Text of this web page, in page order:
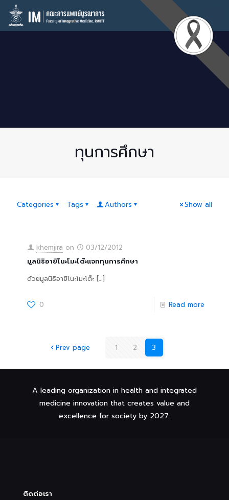
ทุนการศึกษา
Categories Tags Authors Show all
khemjira on
03/12/2012
มูลนิธิอายิโนะโมะโต๊ะแจกทุนการศึกษา
ด้วยมูลนิธิอายิโนะโมะโต๊ะ […]
0 Read more
Prev page 1 2 3
A leading organization in health and integrated
medicine innovation that creates value and
excellence for society by 2027.
ติดต่อเรา